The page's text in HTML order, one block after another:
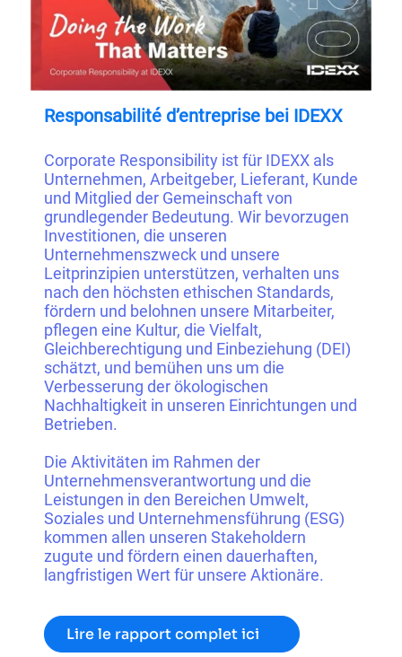
Responsabilité d’entreprise bei IDEXX
Corporate Responsibility ist für IDEXX als
Unternehmen, Arbeitgeber, Lieferant, Kunde
und Mitglied der Gemeinschaft von
grundlegender Bedeutung. Wir bevorzugen
Investitionen, die unseren
Unternehmenszweck und unsere
Leitprinzipien unterstützen, verhalten uns
nach den höchsten ethischen Standards,
fördern und belohnen unsere Mitarbeiter,
pflegen eine Kultur, die Vielfalt,
Gleichberechtigung und Einbeziehung (DEI)
schätzt, und bemühen uns um die
Verbesserung der ökologischen
Nachhaltigkeit in unseren Einrichtungen und
Betrieben.
Die Aktivitäten im Rahmen der
Unternehmensverantwortung und die
Leistungen in den Bereichen Umwelt,
Soziales und Unternehmensführung (ESG)
kommen allen unseren Stakeholdern
zugute und fördern einen dauerhaften,
langfristigen Wert für unsere Aktionäre.
Lire le rapport complet ici